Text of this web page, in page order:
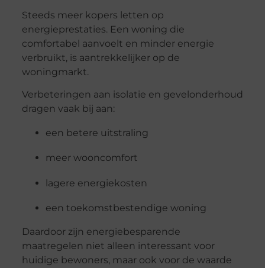
Steeds meer kopers letten op
energieprestaties. Een woning die
comfortabel aanvoelt en minder energie
verbruikt, is aantrekkelijker op de
woningmarkt.
Verbeteringen aan isolatie en gevelonderhoud
dragen vaak bij aan:
een betere uitstraling
meer wooncomfort
lagere energiekosten
een toekomstbestendige woning
Daardoor zijn energiebesparende
maatregelen niet alleen interessant voor
huidige bewoners, maar ook voor de waarde